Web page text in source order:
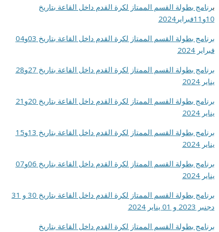
برنامج بطولة القسم الممتاز لكرة القدم داخل القاعة بتاريخ
10و11فبراير2024
برنامج بطولة القسم الممتاز لكرة القدم داخل القاعة بتاريخ 03و04
فبراير 2024
برنامج بطولة القسم الممتاز لكرة القدم داخل القاعة بتاريخ 27و28
يناير 2024
برنامج بطولة القسم الممتاز لكرة القدم داخل القاعة بتاريخ 20و21
يناير 2024
برنامج بطولة القسم الممتاز لكرة القدم داخل القاعة بتاريخ 13و15
يناير 2024
برنامج بطولة القسم الممتاز لكرة القدم داخل القاعة بتاريخ 06و07
يناير 2024
برنامج بطولة القسم الممتاز لكرة القدم داخل القاعة بتاريخ 30 و 31
دجنبر 2023 و 01 يناير 2024
برنامج بطولة القسم الممتاز لكرة القدم داخل القاعة بتاريخ